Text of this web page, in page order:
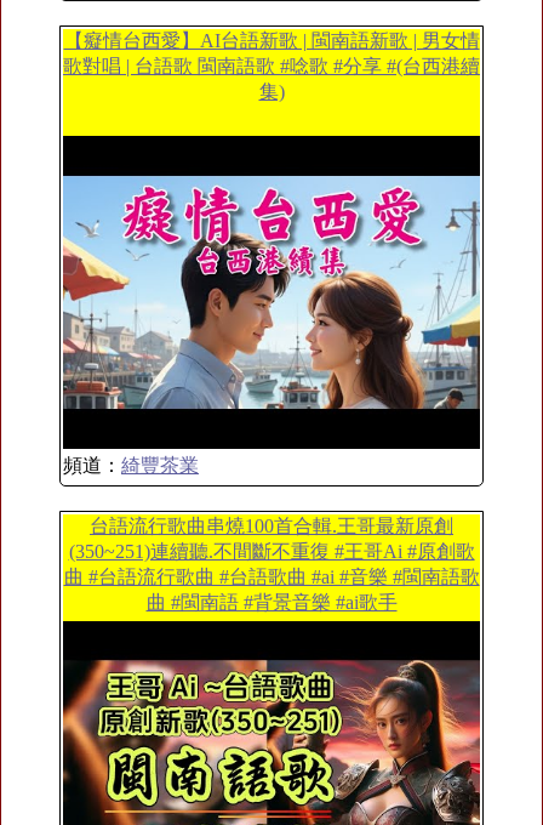
【癡情台西愛】AI台語新歌 | 閩南語新歌 | 男女情
歌對唱 | 台語歌 閩南語歌 #唸歌 #分享 #(台西港續
集)
頻道： 綺豐茶業
台語流行歌曲串燒100首合輯.王哥最新原創
(350~251)連續聽.不間斷不重復 #王哥Ai #原創歌
曲 #台語流行歌曲 #台語歌曲 #ai #音樂 #閩南語歌
曲 #閩南語 #背景音樂 #ai歌手